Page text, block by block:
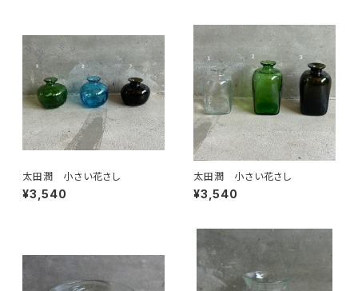
太田潤 小さい花さし
¥3,540
太田潤 小さい花さし
¥3,540